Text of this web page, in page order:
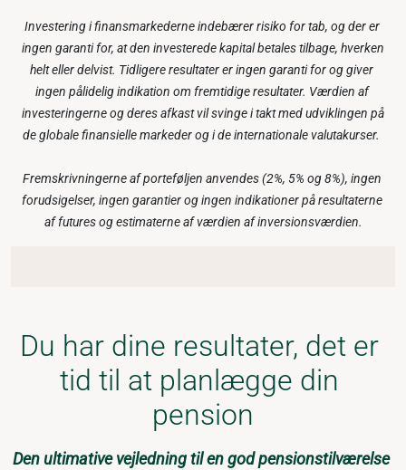
Investering i finansmarkederne indebærer risiko for tab, og der er
ingen garanti for, at den investerede kapital betales tilbage, hverken
helt eller delvist. Tidligere resultater er ingen garanti for og giver
ingen pålidelig indikation om fremtidige resultater. Værdien af
investeringerne og deres afkast vil svinge i takt med udviklingen på
de globale finansielle markeder og i de internationale valutakurser.
Fremskrivningerne af porteføljen anvendes (2%, 5% og 8%), ingen
forudsigelser, ingen garantier og ingen indikationer på resultaterne
af futures og estimaterne af værdien af inversionsværdien.
Du har dine resultater, det er
tid til at planlægge din
pension
Den ultimative vejledning til en god pensionstilværelse